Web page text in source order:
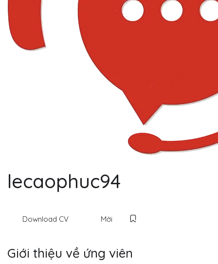
lecaophuc94
Download CV Mời
Giới thiệu về ứng viên